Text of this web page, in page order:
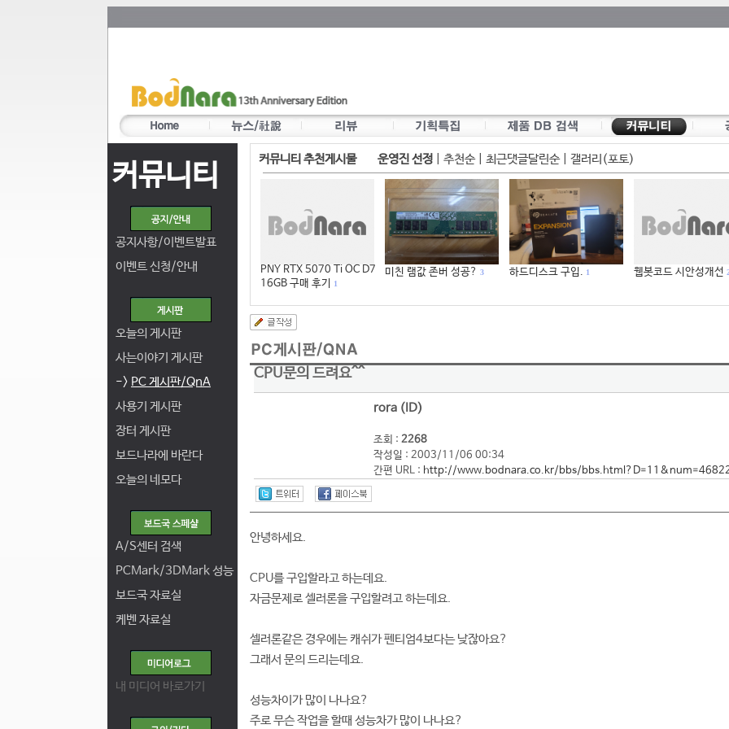
커뮤니티
공지사항/이벤트발표
이벤트 신청/안내
오늘의 게시판
사는이야기 게시판
-> PC 게시판/QnA
사용기 게시판
장터 게시판
보드나라에 바란다
오늘의 네모다
A/S센터 검색
PCMark/3DMark 성능
보드국 자료실
케벤 자료실
내 미디어 바로가기
커뮤니티 추천게시물 운영진 선정 추천순| 최근댓글달린순| 갤러리(포토)
PNY RTX 5070 Ti OC D7
16GB 구매 후기
1
미친 램값 존버 성공? 3 하드디스크 구입. 1 웹봇코드 시안성개선 2
CPU문의 드려요^^
rora (ID)
조회 : 2268
작성일 : 2003/11/06 00:34
간편 URL : http://www.bodnara.co.kr/bbs/
안녕하세요.
CPU를 구입할라고 하는데요.
자금문제로 셀러론을 구입할려고 하는데요.
셀러론같은 경우에는 캐쉬가 펜티엄4보다는 낮잖아요?
그래서 문의 드리는데요.
성능차이가 많이 나나요?
주로 무슨 작업을 할때 성능차가 많이 나나요?